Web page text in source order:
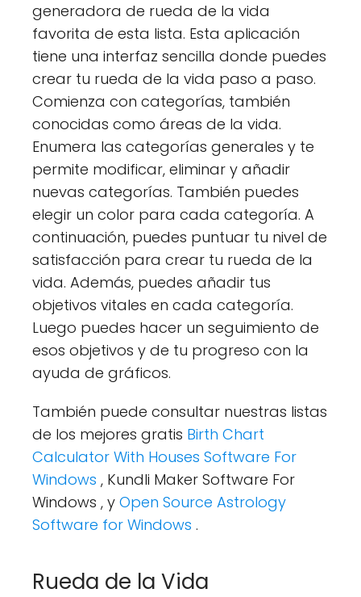
generadora de rueda de la vida
favorita de esta lista. Esta aplicación
tiene una interfaz sencilla donde puedes
crear tu rueda de la vida paso a paso.
Comienza con categorías, también
conocidas como áreas de la vida.
Enumera las categorías generales y te
permite modificar, eliminar y añadir
nuevas categorías. También puedes
elegir un color para cada categoría. A
continuación, puedes puntuar tu nivel de
satisfacción para crear tu rueda de la
vida. Además, puedes añadir tus
objetivos vitales en cada categoría.
Luego puedes hacer un seguimiento de
esos objetivos y de tu progreso con la
ayuda de gráficos.
También puede consultar nuestras listas
de los mejores gratis Birth Chart
Calculator With Houses Software For
Windows , Kundli Maker Software For
Windows , y Open Source Astrology
Software for Windows .
Rueda de la Vida